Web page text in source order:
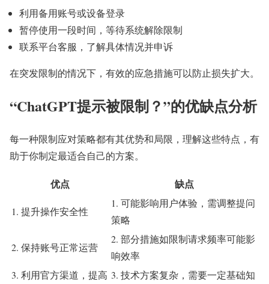
利用备用账号或设备登录
暂停使用一段时间，等待系统解除限制
联系平台客服，了解具体情况并申诉
在突发限制的情况下，有效的应急措施可以防止损失扩大。
“ChatGPT提示被限制？”的优缺点分析
每一种限制应对策略都有其优势和局限，理解这些特点，有
助于你制定最适合自己的方案。
优点 缺点
1. 提升操作安全性
1. 可能影响用户体验，需调整提问
策略
2. 保持账号正常运营
2. 部分措施如限制请求频率可能影
响效率
3. 利用官方渠道，提高 3. 技术方案复杂，需要一定基础知